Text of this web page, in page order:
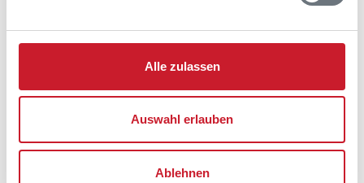
Alle zulassen
Auswahl erlauben
Ablehnen